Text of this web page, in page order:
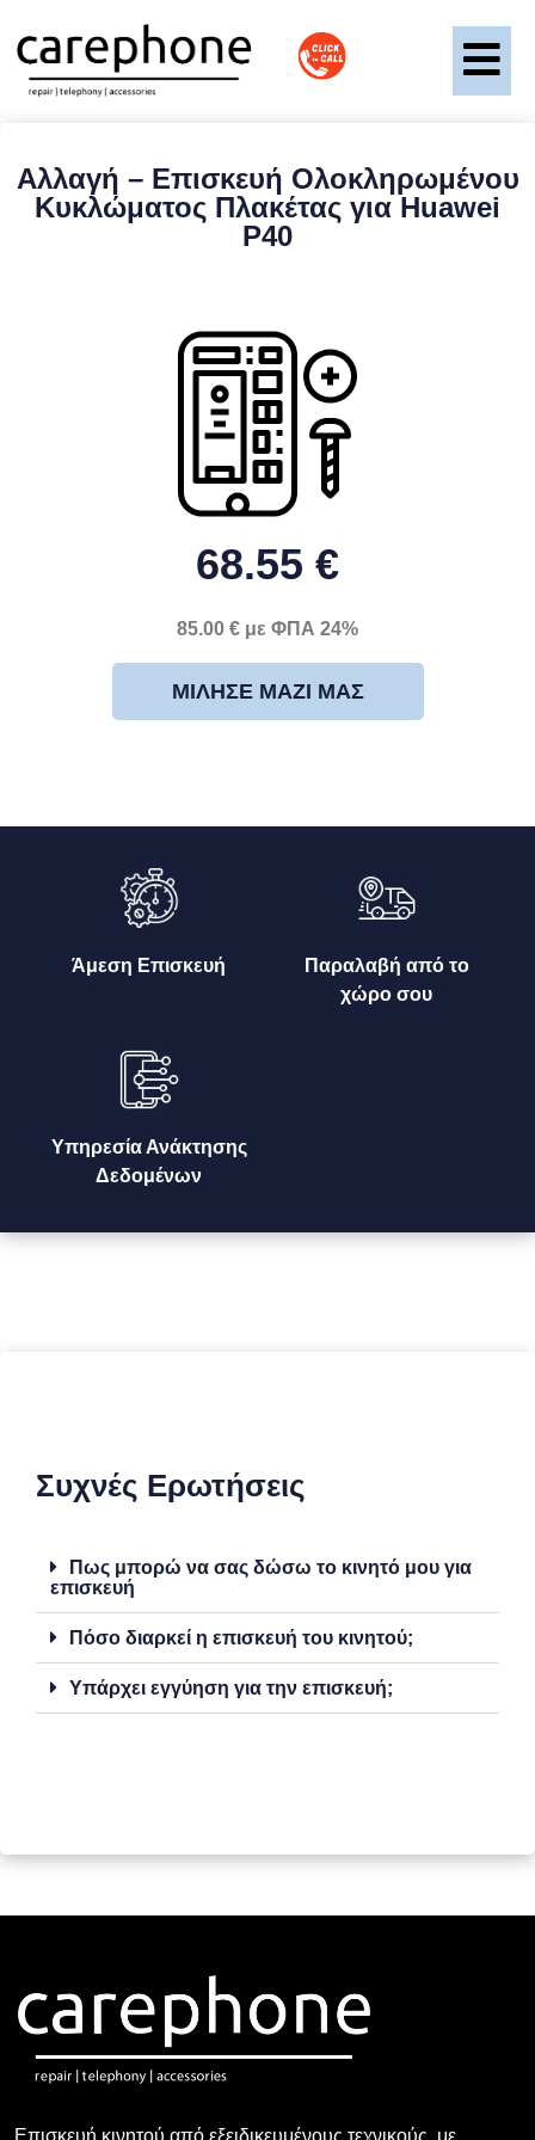
Αλλαγή – Επισκευή Ολοκληρωμένου
Κυκλώματος Πλακέτας για Huawei
P40
68.55 €
85.00 € με ΦΠΑ 24%
ΜΊΛΗΣΕ ΜΑΖΊ ΜΑΣ
Άμεση Επισκευή
Παραλαβή από το
χώρο σου
Υπηρεσία Ανάκτησης
Δεδομένων
Συχνές Ερωτήσεις
Πως μπορώ να σας δώσω το κινητό μου για
επισκευή
Πόσο διαρκεί η επισκευή του κινητού;
Υπάρχει εγγύηση για την επισκευή;